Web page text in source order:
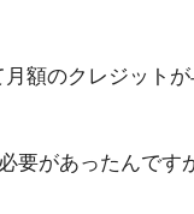
額のクレジット
要があったんで